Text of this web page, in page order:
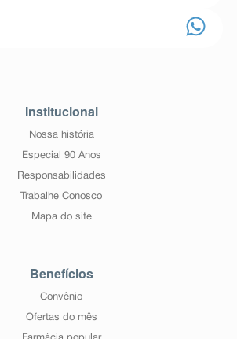
Institucional
Nossa história
Especial 90 Anos
Responsabilidades
Trabalhe Conosco
Mapa do site
Benefícios
Convênio
Ofertas do mês